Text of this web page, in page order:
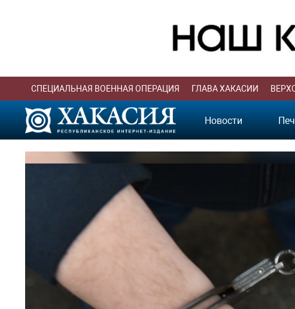
СПЕЦИАЛЬНАЯ ВОЕННАЯ ОПЕРАЦИЯ ГЛАВА ХАКАСИИ
Новости